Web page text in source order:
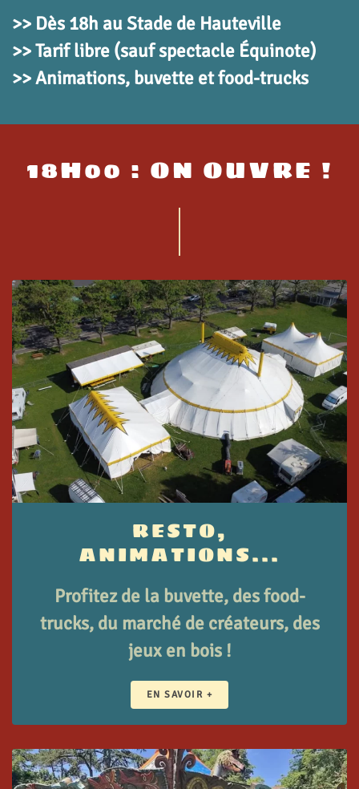
>> Dès 18h au Stade de Hauteville
>> Tarif libre (sauf spectacle Équinote)
>> Animations, buvette et food-trucks
18H00 : ON OUVRE !
RESTO,
ANIMATIONS...
Profitez de la buvette, des food-
trucks, du marché de créateurs, des
jeux en bois !
EN SAVOIR +